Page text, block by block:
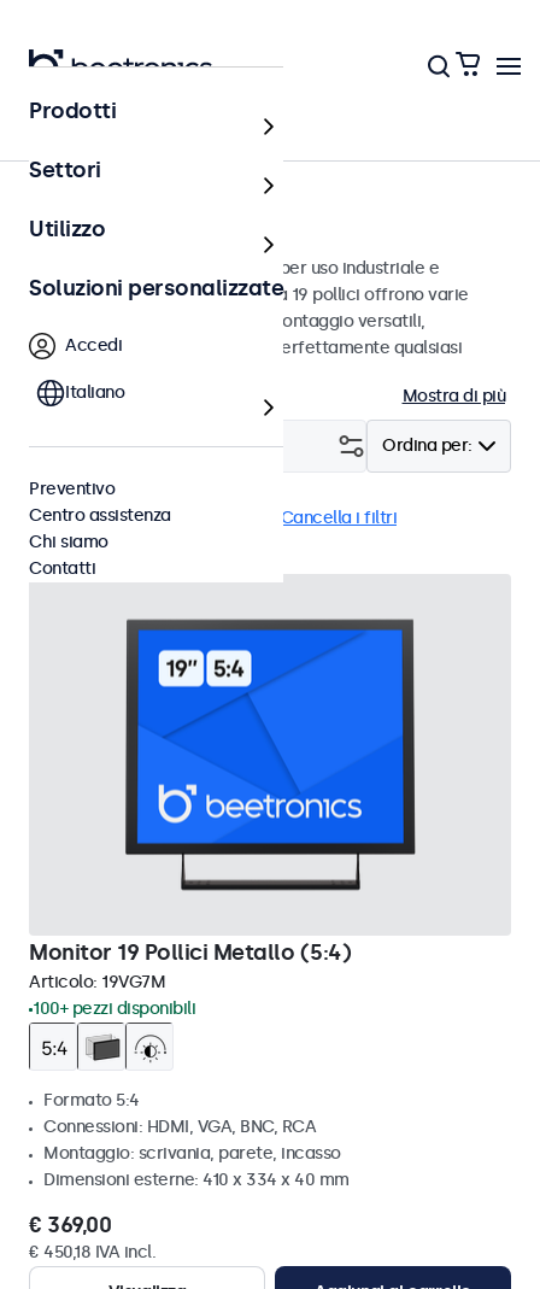
Monitor
Monitor da 19 pollici
Monitor da 19 pollici progettati per uso industriale e
commerciale. Questi monitor da 19 pollici offrono varie
connessioni video e opzioni di montaggio versatili,
consentendo loro di integrarsi perfettamente qualsiasi
Mostra di più
Ordina per:
Filtro (2)
Monitor 19 pollici Cancella i filtri
Monitor 19 Pollici Metallo (5:4)
Articolo: 19VG7M
100+ pezzi disponibili
Formato 5:4
Connessioni: HDMI, VGA, BNC, RCA
Montaggio: scrivania, parete, incasso
Dimensioni esterne: 410 x 334 x 40 mm
€ 369,00
€ 450,18 IVA incl.
Prodotti
Settori
Utilizzo
Soluzioni personalizzate
Accedi
Italiano
Preventivo
Centro assistenza
Chi siamo
Contatti